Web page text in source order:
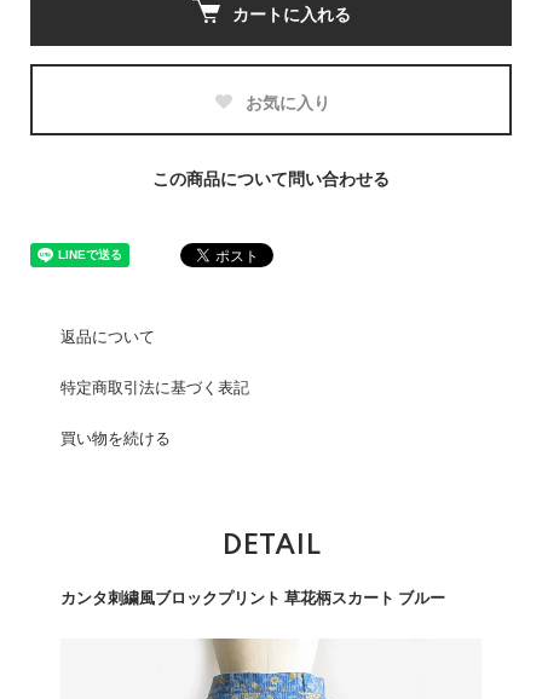
カートに入れる
お気に入り
この商品について問い合わせる
返品について
特定商取引法に基づく表記
買い物を続ける
DETAIL
カンタ刺繍風ブロックプリント 草花柄スカート ブルー